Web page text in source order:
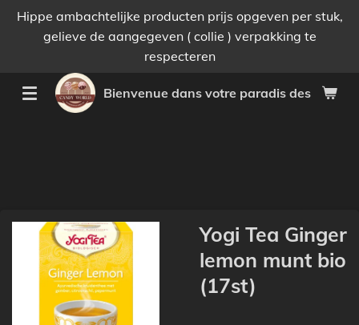
Passer
principal
Bienvenue dans votre paradis des
Hippe ambachtelijke producten prijs opgeven per stuk,
gelieve de aangegeven ( collie ) verpakking te
respecteren
Yogi Tea Ginger
lemon munt bio
(17st)